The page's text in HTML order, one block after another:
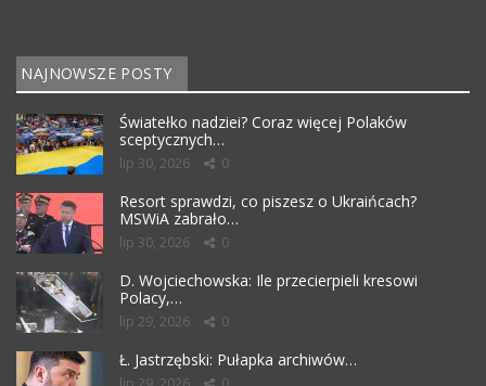
NAJNOWSZE POSTY
Światełko nadziei? Coraz więcej Polaków
sceptycznych…
lip 30, 2026 0
Resort sprawdzi, co piszesz o Ukraińcach?
MSWiA zabrało…
lip 30, 2026 0
D. Wojciechowska: Ile przecierpieli kresowi
Polacy,…
lip 29, 2026 0
Ł. Jastrzębski: Pułapka archiwów…